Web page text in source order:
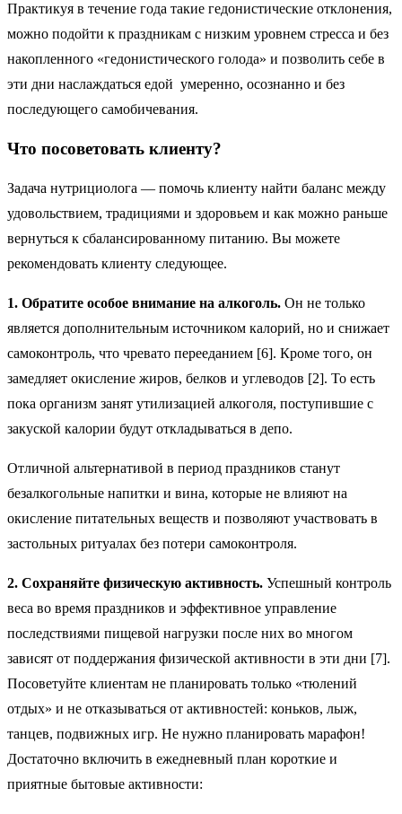
Практикуя в течение года такие гедонистические отклонения,
можно подойти к праздникам с низким уровнем стресса и без
накопленного «гедонистического голода» и позволить себе в
эти дни наслаждаться едой умеренно, осознанно и без
последующего самобичевания.
Что посоветовать клиенту?
Задача нутрициолога — помочь клиенту найти баланс между
удовольствием, традициями и здоровьем и как можно раньше
вернуться к сбалансированному питанию. Вы можете
рекомендовать клиенту следующее.
1. Обратите особое внимание на алкоголь. Он не только
является дополнительным источником калорий, но и снижает
самоконтроль, что чревато перееданием [6]. Кроме того, он
замедляет окисление жиров, белков и углеводов [2]. То есть
пока организм занят утилизацией алкоголя, поступившие с
закуской калории будут откладываться в депо.
Отличной альтернативой в период праздников станут
безалкогольные напитки и вина, которые не влияют на
окисление питательных веществ и позволяют участвовать в
застольных ритуалах без потери самоконтроля.
2. Сохраняйте физическую активность. Успешный контроль
веса во время праздников и эффективное управление
последствиями пищевой нагрузки после них во многом
зависят от поддержания физической активности в эти дни [7].
Посоветуйте клиентам не планировать только «тюлений
отдых» и не отказываться от активностей: коньков, лыж,
танцев, подвижных игр. Не нужно планировать марафон!
Достаточно включить в ежедневный план короткие и
приятные бытовые активности: